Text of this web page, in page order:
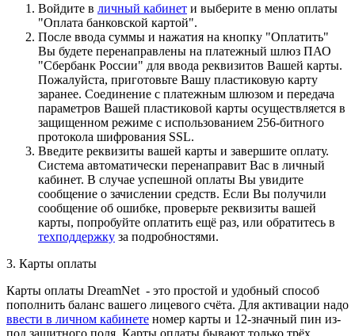
Войдите в личный кабинет и выберите в меню оплаты
"Оплата банковской картой".
После ввода суммы и нажатия на кнопку "Оплатить"
Вы будете перенаправлены на платежный шлюз ПАО
"Сбербанк России" для ввода реквизитов Вашей карты.
Пожалуйста, приготовьте Вашу пластиковую карту
заранее. Соединение с платежным шлюзом и передача
параметров Вашей пластиковой карты осуществляется в
защищенном режиме с использованием 256-битного
протокола шифрования SSL.
Введите реквизиты вашей карты и завершите оплату.
Система автоматически перенаправит Вас в личный
кабинет. В случае успешной оплаты Вы увидите
сообщение о зачислении средств. Если Вы получили
сообщение об ошибке, проверьте реквизиты вашей
карты, попробуйте оплатить ещё раз, или обратитесь в
техподдержку за подробностями.
3. Карты оплаты
Карты оплаты DreamNet - это простой и удобный способ
пополнить баланс вашего лицевого счёта. Для активации надо
ввести в личном кабинете номер карты и 12-значный пин из-
под защитного поля. Карты оплаты бывают только трёх